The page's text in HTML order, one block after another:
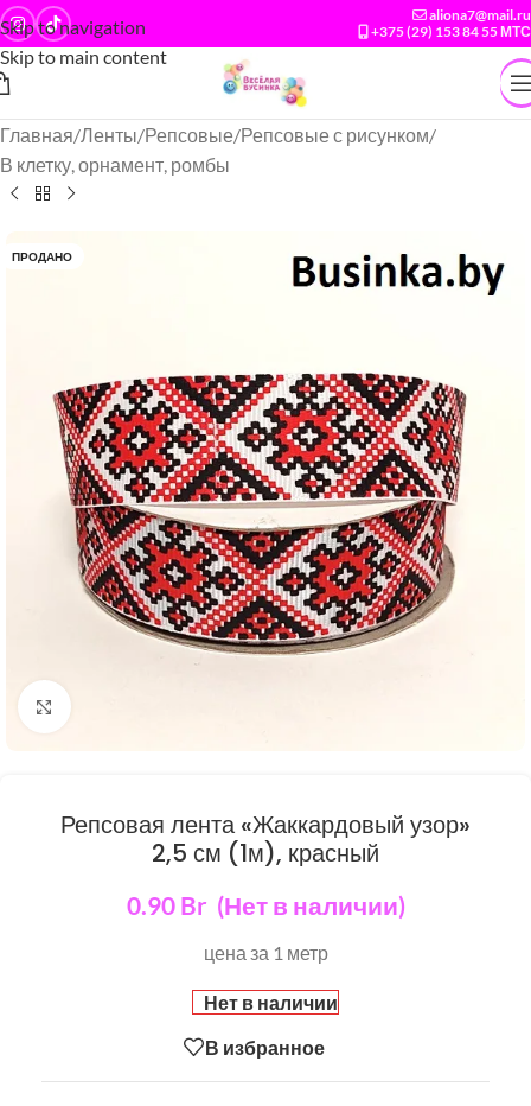
Skip to navigation
Skip to main content
aliona7@mail.ru
+375 (29) 153 84 55 МТС
Главная/Ленты/Репсовые/Репсовые с рисунком/
В клетку, орнамент, ромбы
ПРОДАНО
Нажмите, чтобы увеличить
Репсовая лента «Жаккардовый узор»
2,5 см (1м), красный
0.90 Br (Нет в наличии)
цена за 1 метр
Нет в наличии
В избранное